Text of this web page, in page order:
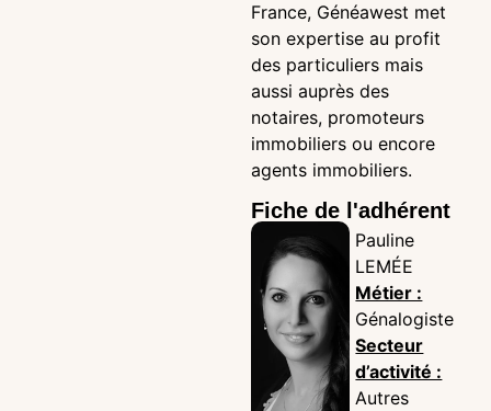
France, Généawest met
son expertise au profit
des particuliers mais
aussi auprès des
notaires, promoteurs
immobiliers ou encore
agents immobiliers.
Fiche de l'adhérent
Pauline
LEMÉE
Métier :
Génalogiste
Secteur
d’activité :
Autres